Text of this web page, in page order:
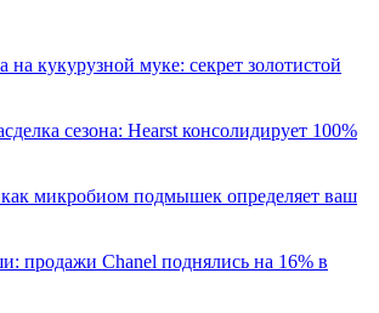
на кукурузной муке: секрет золотистой
сезона: Hearst консолидирует 100%
микробиом подмышек определяет ваш
продажи Chanel поднялись на 16% в